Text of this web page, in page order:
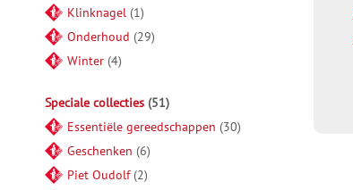
Klinknagel 1
Onderhoud 29
Winter 4
Speciale collecties 51
Essentiële gereedschappen 30
Geschenken 6
Piet Oudolf 2